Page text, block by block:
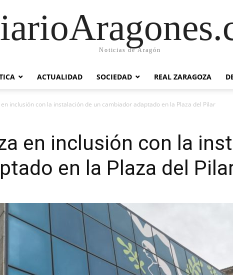
Noticias de Aragón
ACTUALIDAD SOCIEDAD REAL ZARAGOZA
inclusión con la instalación de un cambiador adaptado en la Plaza del Pilar
en inclusión con la
en la Plaza del